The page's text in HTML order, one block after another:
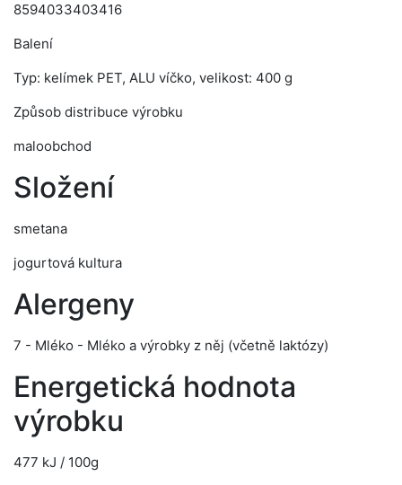
8594033403416
Balení
Typ: kelímek PET, ALU víčko, velikost: 400 g
Způsob distribuce výrobku
maloobchod
Složení
smetana
jogurtová kultura
Alergeny
7 - Mléko - Mléko a výrobky z něj (včetně laktózy)
Energetická hodnota
výrobku
477 kJ / 100g